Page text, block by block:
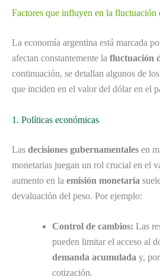
Factores que influyen en la fluctuación
La economía argentina está marcada
afectan constantemente la fluctuación
continuación, se detallan algunos de
que inciden en el valor del dólar en el
1. Políticas económicas
Las decisiones gubernamentales en
monetarias juegan un rol crucial en el
aumento en la emisión monetaria
devaluación del peso. Por ejemplo:
Control de cambios: Las
pueden limitar el acceso al
demanda acumulada y,
cotización.